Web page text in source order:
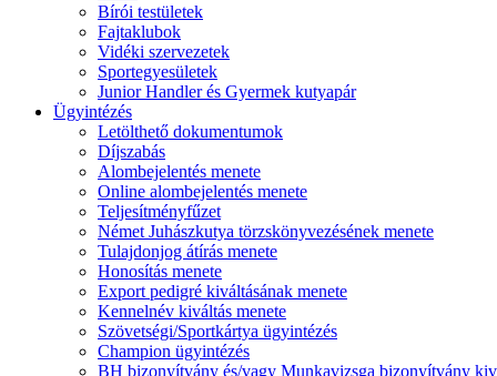
Bírói testületek
Fajtaklubok
Vidéki szervezetek
Sportegyesületek
Junior Handler és Gyermek kutyapár
Ügyintézés
Letölthető dokumentumok
Díjszabás
Alombejelentés menete
Online alombejelentés menete
Teljesítményfűzet
Német Juhászkutya törzskönyvezésének menete
Tulajdonjog átírás menete
Honosítás menete
Export pedigré kiváltásának menete
Kennelnév kiváltás menete
Szövetségi/Sportkártya ügyintézés
Champion ügyintézés
BH bizonyítvány és/vagy Munkavizsga bizonyítvány